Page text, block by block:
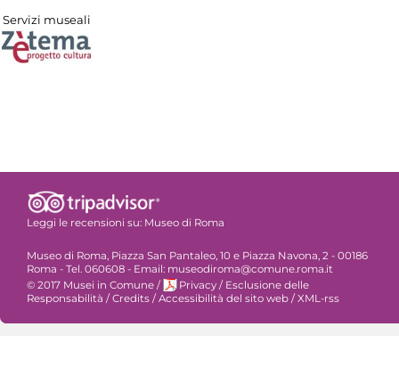
Servizi museali
Leggi le recensioni su: Museo di Roma
Museo di Roma, Piazza San Pantaleo, 10 e Piazza Navona, 2 - 00186
Roma - Tel. 060608 - Email: museodiroma@comune.roma.it
© 2017 Musei in Comune / Privacy / Esclusione delle
Responsabilità /Credits /Accessibilità del sito web /XML-rss